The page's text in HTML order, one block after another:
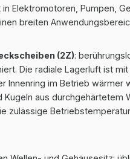
Elektromotoren, Pumpen,
breiten
(2Z):
Die radiale Lagerluft ist mit
Innenring im Betrieb
aus durchgehärtetem
zulässige